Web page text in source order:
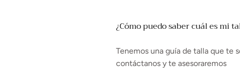
¿Cómo puedo saber cuál es mi
Tenemos una guía de talla que te
contáctanos y te asesoraremos